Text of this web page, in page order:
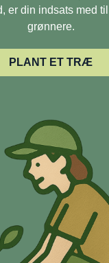
er din indsats med
grønnere.
PLANT ET TRÆ